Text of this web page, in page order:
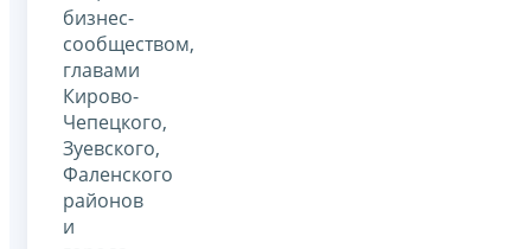
бизнес-
сообществом,
главами
Кирово-
Чепецкого,
Зуевского,
Фаленского
районов
и